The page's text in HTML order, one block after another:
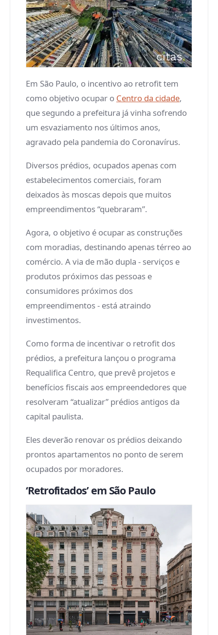
Em São Paulo, o incentivo ao retrofit tem
como objetivo ocupar o Centro da cidade,
que segundo a prefeitura já vinha sofrendo
um esvaziamento nos últimos anos,
agravado pela pandemia do Coronavírus.
Diversos prédios, ocupados apenas com
estabelecimentos comerciais, foram
deixados às moscas depois que muitos
empreendimentos “quebraram”.
Agora, o objetivo é ocupar as construções
com moradias, destinando apenas térreo ao
comércio. A via de mão dupla - serviços e
produtos próximos das pessoas e
consumidores próximos dos
empreendimentos - está atraindo
investimentos.
Como forma de incentivar o retrofit dos
prédios, a prefeitura lançou o programa
Requalifica Centro, que prevê projetos e
benefícios fiscais aos empreendedores que
resolveram “atualizar” prédios antigos da
capital paulista.
Eles deverão renovar os prédios deixando
prontos apartamentos no ponto de serem
ocupados por moradores.
‘Retrofitados’ em São Paulo